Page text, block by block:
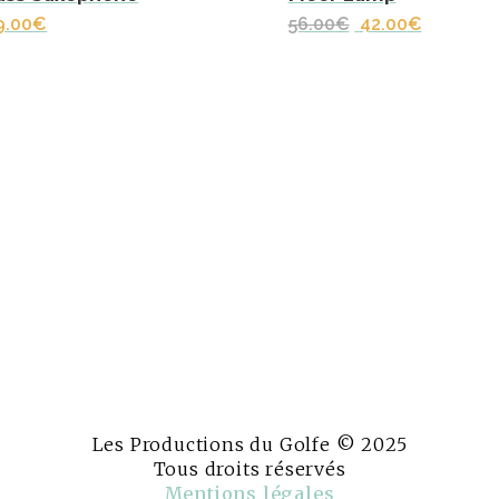
€
56.00€ Le
42.00€Le
Les Productions du Golfe © 2025
Tous droits réservés
Mentions légales